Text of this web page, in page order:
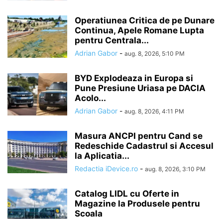
Operatiunea Critica de pe Dunare
Continua, Apele Romane Lupta
pentru Centrala...
Adrian Gabor - aug. 8, 2026, 5:10 PM
BYD Explodeaza in Europa si
Pune Presiune Uriasa pe DACIA
Acolo...
Adrian Gabor - aug. 8, 2026, 4:11 PM
Masura ANCPI pentru Cand se
Redeschide Cadastrul si Accesul
la Aplicatia...
Redactia iDevice.ro - aug. 8, 2026, 3:10 PM
Catalog LIDL cu Oferte in
Magazine la Produsele pentru
Scoala